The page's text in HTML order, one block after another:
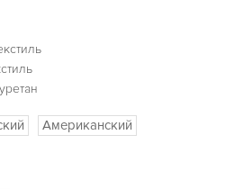
Американский